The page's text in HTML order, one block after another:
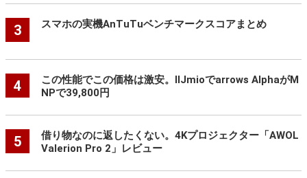
3 スマホの実機AnTuTuベンチマークスコアまとめ
4
この性能でこの価格は激安。IIJmioでarrows AlphaがM
NPで39,800円
5
借り物なのに返したくない。4Kプロジェクター「AWOL
Valerion Pro 2」レビュー